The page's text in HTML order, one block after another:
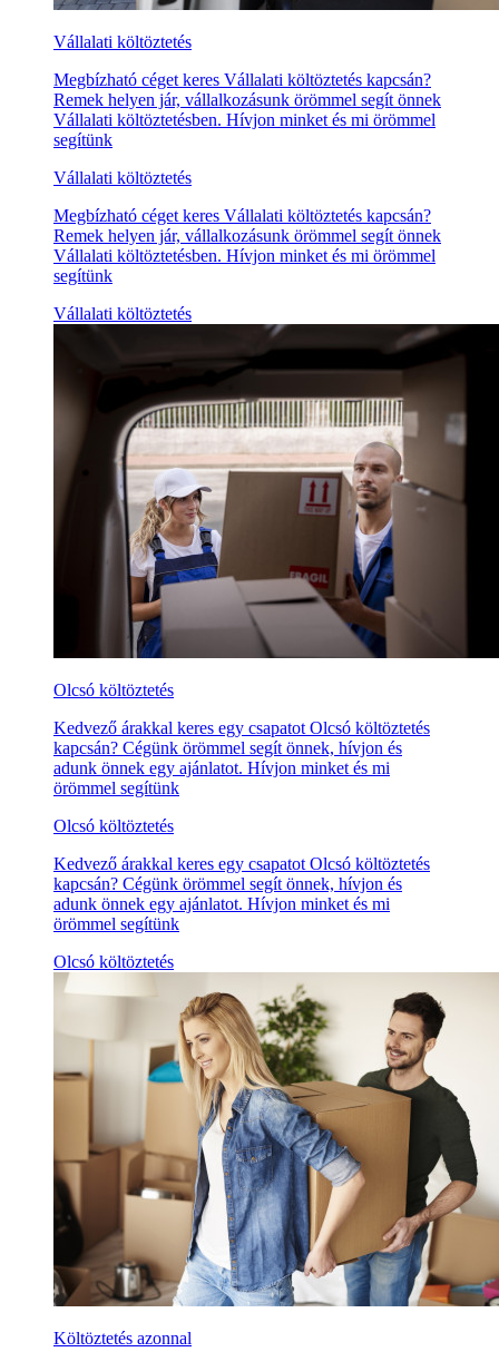
Vállalati költöztetés
Megbízható céget keres Vállalati költöztetés kapcsán?
Remek helyen jár, vállalkozásunk örömmel segít önnek
Vállalati költöztetésben. Hívjon minket és mi örömmel
segítünk
Vállalati költöztetés
Megbízható céget keres Vállalati költöztetés kapcsán?
Remek helyen jár, vállalkozásunk örömmel segít önnek
Vállalati költöztetésben. Hívjon minket és mi örömmel
segítünk
Vállalati költöztetés
Olcsó költöztetés
Kedvező árakkal keres egy csapatot Olcsó költöztetés
kapcsán? Cégünk örömmel segít önnek, hívjon és
adunk önnek egy ajánlatot. Hívjon minket és mi
örömmel segítünk
Olcsó költöztetés
Kedvező árakkal keres egy csapatot Olcsó költöztetés
kapcsán? Cégünk örömmel segít önnek, hívjon és
adunk önnek egy ajánlatot. Hívjon minket és mi
örömmel segítünk
Olcsó költöztetés
Költöztetés azonnal